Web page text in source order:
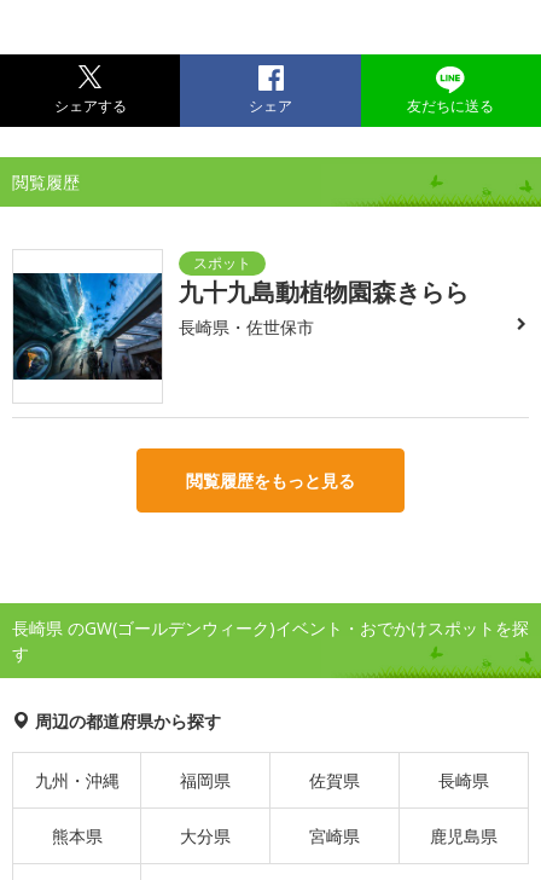
シェアする シェア 友だちに送る
閲覧履歴
九十九島動植物園森きらら
長崎県・佐世保市
閲覧履歴をもっと見る
長崎県 のGW(ゴールデンウィーク)イベント・おでかけスポットを探
す
周辺の都道府県から探す
九州・沖縄 福岡県 佐賀県 長崎県
熊本県 大分県 宮崎県 鹿児島県